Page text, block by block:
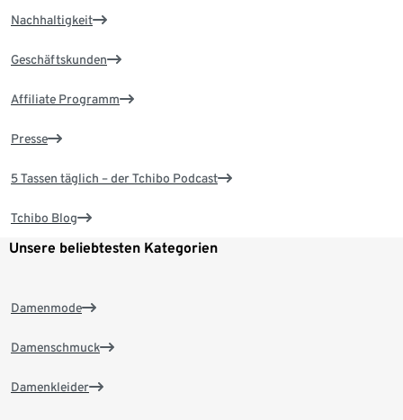
Nachhaltigkeit
Geschäftskunden
Affiliate Programm
Presse
5 Tassen täglich – der Tchibo Podcast
Tchibo Blog
Unsere beliebtesten Kategorien
Damenmode
Damenschmuck
Damenkleider